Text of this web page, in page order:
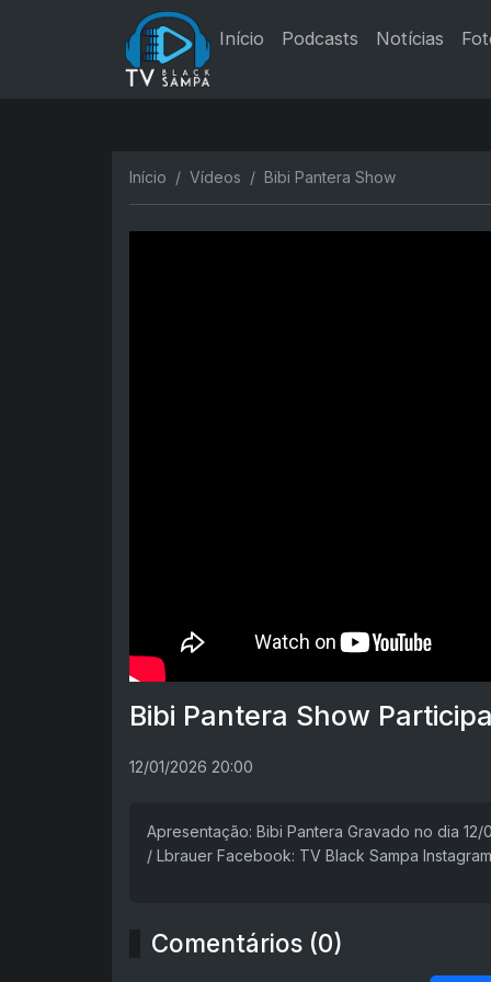
Início Podcasts Notícias
Início Vídeos Bibi Pantera Show
Bibi Pantera Show
12/01/2026 20:00
Apresentação: Bibi Pantera Gravado no dia
/ Lbrauer Facebook: TV Black Sampa
Comentários (0)